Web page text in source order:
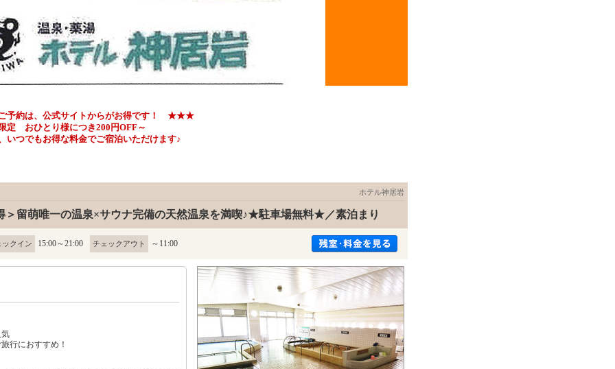
約は、公式サイトからがお得です！ ★★★
ひとり様につき200円OFF～
いつでもお得な料金でご宿泊いただけます♪
ホテル神居岩
＞留萌唯一の温泉×サウナ完備の天然温泉を満喫♪★駐車場無料★／素泊まり
ックイン 15:00～21:00 チェックアウト ～11:00
気
行におすすめ！